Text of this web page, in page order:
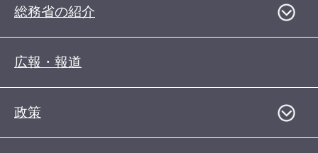
総務省の紹介
広報・報道
政策